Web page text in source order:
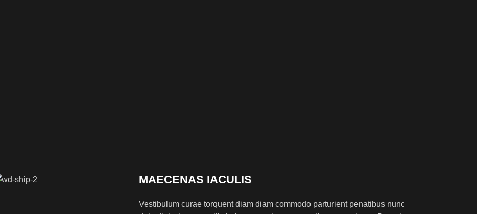
MAECENAS IACULIS
Vestibulum curae torquent diam diam commodo parturient penatibus nunc